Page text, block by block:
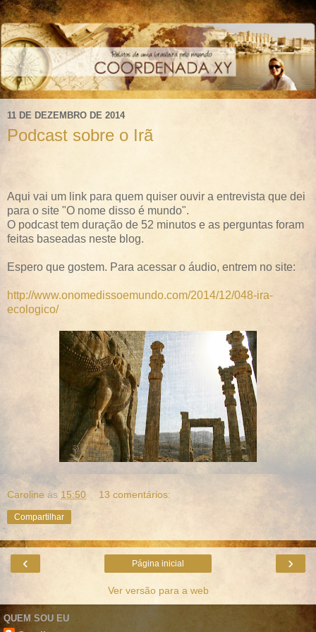
11 DE DEZEMBRO DE 2014
Podcast sobre o Irã
Aqui vai um link para quem quiser ouvir a entrevista que dei
para o site "O nome disso é mundo".
O podcast tem duração de 52 minutos e as perguntas foram
feitas baseadas neste blog.
Espero que gostem. Para acessar o áudio, entrem no site:
http://www.onomedissoemundo.com/2014/12/048-ira-
ecologico/
Caroline às 15:50 13 comentários:
Compartilhar
‹ ›
Página inicial
Ver versão para a web
QUEM SOU EU